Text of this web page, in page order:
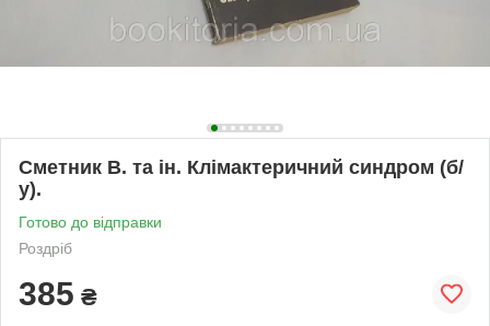
Сметник В. та ін. Клімактеричний синдром (б/
у).
Готово до відправки
Роздріб
385 ₴